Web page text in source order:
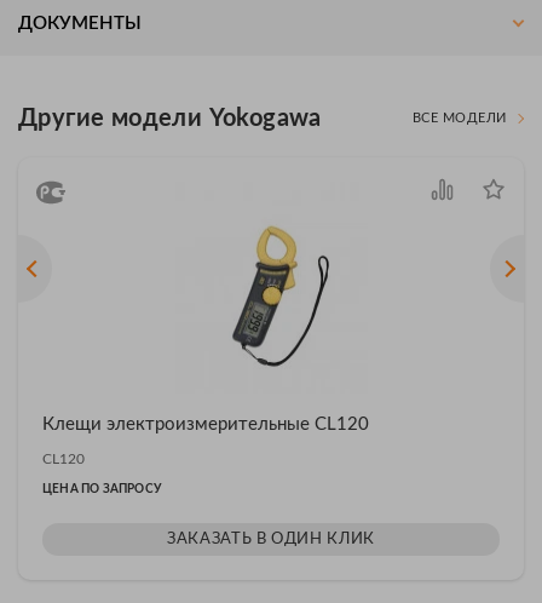
ДОКУМЕНТЫ
Другие модели Yokogawa ВСЕ МОДЕЛИ
Клещи электроизмерительные CL120
CL120
ЦЕНА ПО ЗАПРОСУ
ЗАКАЗАТЬ В ОДИН КЛИК